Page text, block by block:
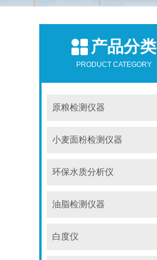
产品分类
PRODUCT CATEGORY
原粮检测仪器
小麦面粉检测仪器
环保水质分析仪
油脂检测仪器
白度仪